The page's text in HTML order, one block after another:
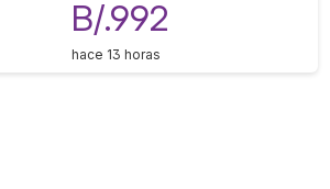
B/.992
hace 13 horas